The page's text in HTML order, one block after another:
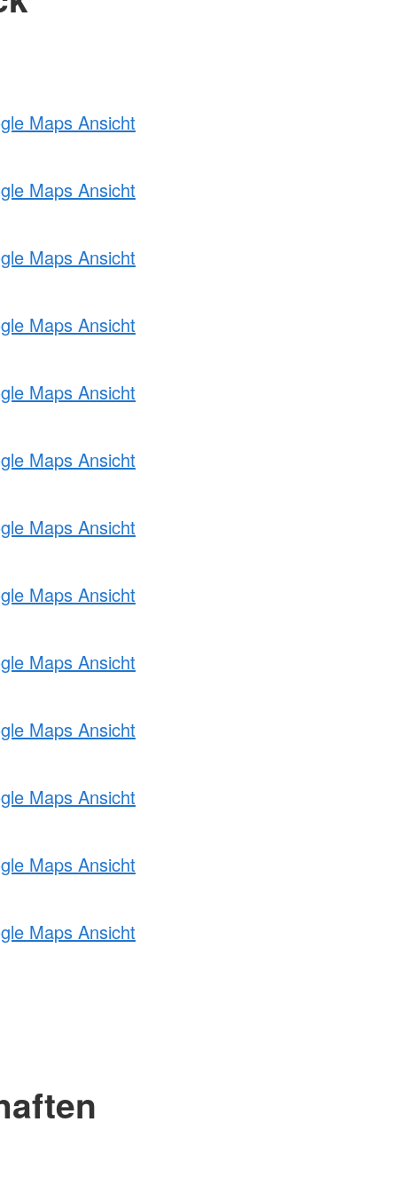
Maps Ansicht
Maps Ansicht
Maps Ansicht
Maps Ansicht
Maps Ansicht
Maps Ansicht
Maps Ansicht
Maps Ansicht
Maps Ansicht
Maps Ansicht
Maps Ansicht
Maps Ansicht
Maps Ansicht